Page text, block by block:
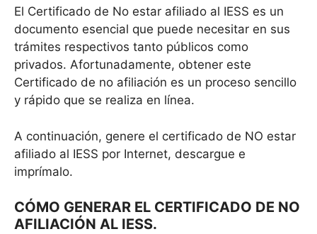
El Certificado de No estar afiliado al IESS es un
documento esencial que puede necesitar en sus
trámites respectivos tanto públicos como
privados. Afortunadamente, obtener este
Certificado de no afiliación es un proceso sencillo
y rápido que se realiza en línea.
A continuación, genere el certificado de NO estar
afiliado al IESS por Internet, descargue e
imprímalo.
CÓMO GENERAR EL CERTIFICADO DE NO
AFILIACIÓN AL IESS.